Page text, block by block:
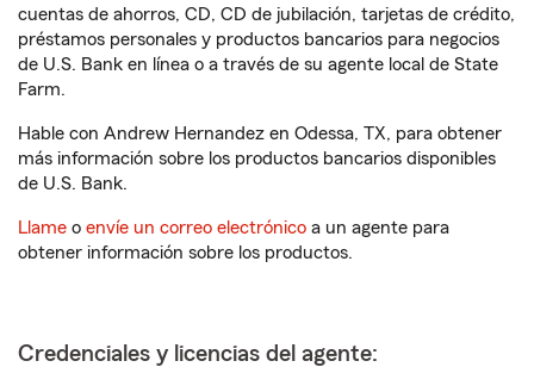
cuentas de ahorros, CD, CD de jubilación, tarjetas de crédito,
préstamos personales y productos bancarios para negocios
de U.S. Bank en línea o a través de su agente local de State
Farm.
Hable con Andrew Hernandez en Odessa, TX, para obtener
más información sobre los productos bancarios disponibles
de U.S. Bank.
Llame o envíe un correo electrónico a un agente para
obtener información sobre los productos.
Credenciales y licencias del agente: